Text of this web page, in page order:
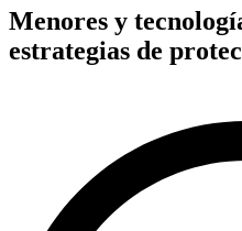
Menores y
estrategias de